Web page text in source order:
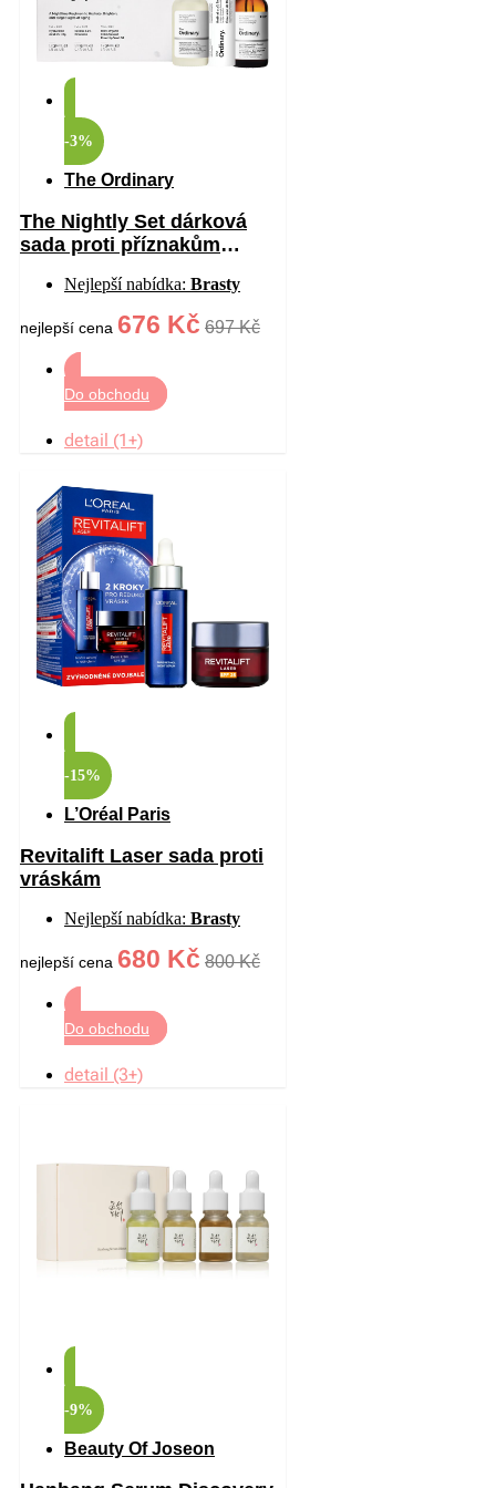
-3%
The Ordinary
The Nightly Set dárková
sada proti příznakům
Nejlepší nabídka: Brasty
nejlepší cena 676 Kč 697 Kč
Do obchodu
detail (1+)
-15%
L’Oréal Paris
Revitalift Laser sada proti
vráskám
Nejlepší nabídka: Brasty
nejlepší cena 680 Kč 800 Kč
Do obchodu
detail (3+)
-9%
Beauty Of Joseon